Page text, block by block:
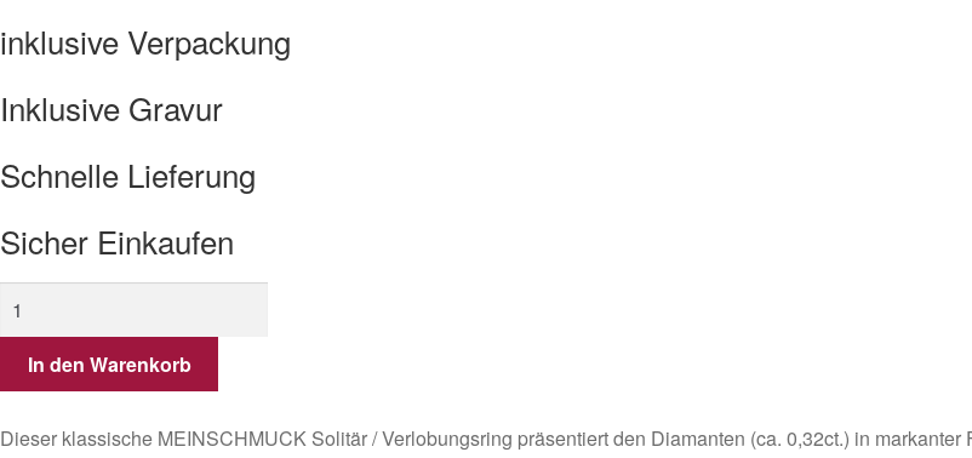
inklusive Verpackung
Inklusive Gravur
Schnelle Lieferung
Sicher Einkaufen
Verlobungsring
aus
Gold
In den Warenkorb
Dieser klassische MEINSCHMUCK Solitär / Verlobungsring präsentiert den Diamanten (ca. 0,32ct.) in